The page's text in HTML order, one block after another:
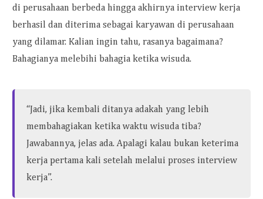
di perusahaan berbeda hingga akhirnya interview kerja
berhasil dan diterima sebagai karyawan di perusahaan
yang dilamar. Kalian ingin tahu, rasanya bagaimana?
Bahagianya melebihi bahagia ketika wisuda.
“Jadi, jika kembali ditanya adakah yang lebih
membahagiakan ketika waktu wisuda tiba?
Jawabannya, jelas ada. Apalagi kalau bukan keterima
kerja pertama kali setelah melalui proses interview
kerja”.